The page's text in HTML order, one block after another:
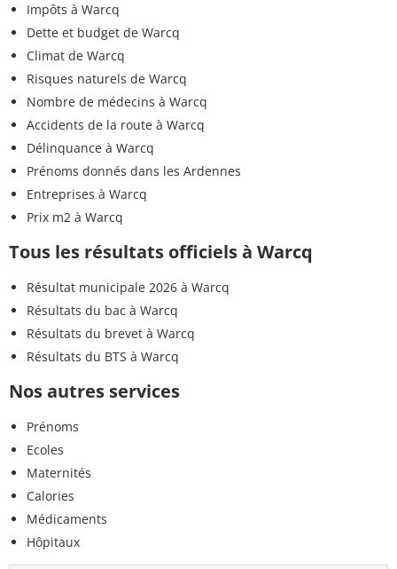
Impôts à Warcq
Dette et budget de Warcq
Climat de Warcq
Risques naturels de Warcq
Nombre de médecins à Warcq
Accidents de la route à Warcq
Délinquance à Warcq
Prénoms donnés dans les Ardennes
Entreprises à Warcq
Prix m2 à Warcq
Tous les résultats officiels à Warcq
Résultat municipale 2026 à Warcq
Résultats du bac à Warcq
Résultats du brevet à Warcq
Résultats du BTS à Warcq
Nos autres services
Prénoms
Ecoles
Maternités
Calories
Médicaments
Hôpitaux